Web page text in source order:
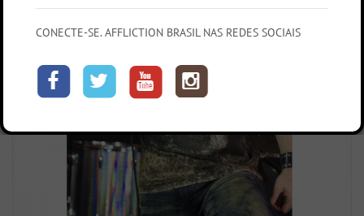
CONECTE-SE. AFFLICTION BRASIL NAS REDES SOCIAIS